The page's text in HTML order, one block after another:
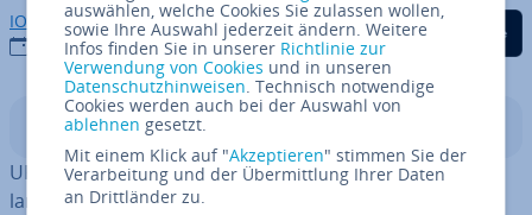
IONOS Redaktion
13.01.2026
Auf Facebook teilen
Auf Twitter teilen
Auf LinkedIn
In­halts­ver­zeich­nis
URL-Shortener oder auch Link-(Ver-)Kürzer re­du­zie­ren
lange Adressen auf nur wenige Zeichen, die deutlich
auswählen, welche Cookies Sie zulassen wollen,
sowie Ihre Auswahl jederzeit ändern. Weitere
Infos finden Sie in unserer Richtlinie zur
Verwendung von Cookies und in unseren
Datenschutzhinweisen. Technisch notwendige
Cookies werden auch bei der Auswahl von
ablehnen gesetzt.
Mit einem Klick auf "Akzeptieren" stimmen Sie der
Verarbeitung und der Übermittlung Ihrer Daten
an Drittländer zu.